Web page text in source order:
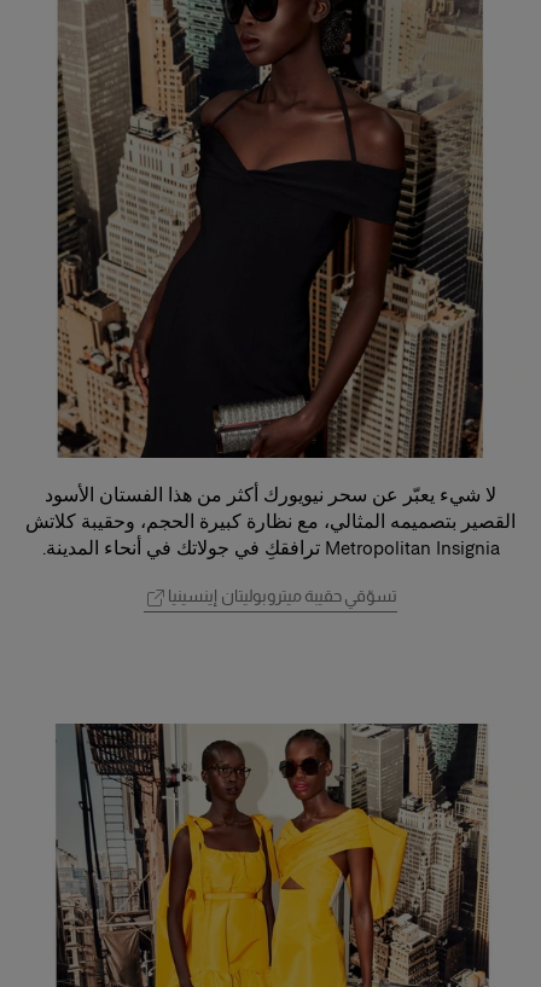
لا شيء يعبّر عن سحر نيويورك أكثر من هذا الفستان الأسود
القصير بتصميمه المثالي، مع نظارة كبيرة الحجم، وحقيبة كلاتش
Metropolitan Insignia ترافقكِ في جولاتك في أنحاء المدينة.
تسوّقي حقيبة ميتروبوليتان إينسينيا